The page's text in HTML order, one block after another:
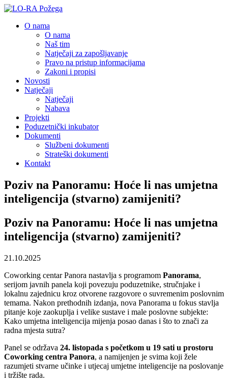
O nama
O nama
Naš tim
Natječaji za zapošljavanje
Pravo na pristup informacijama
Zakoni i propisi
Novosti
Natječaji
Natječaji
Nabava
Projekti
Poduzetnički inkubator
Dokumenti
Službeni dokumenti
Strateški dokumenti
Kontakt
Poziv na Panoramu: Hoće li nas umjetna
inteligencija (stvarno) zamijeniti?
Poziv na Panoramu: Hoće li nas umjetna
inteligencija (stvarno) zamijeniti?
21.10.2025
Coworking centar Panora nastavlja s programom Panorama,
serijom javnih panela koji povezuju poduzetnike, stručnjake i
lokalnu zajednicu kroz otvorene razgovore o suvremenim poslovnim
temama. Nakon prethodnih izdanja, nova Panorama u fokus stavlja
pitanje koje zaokuplja i velike sustave i male poslovne subjekte:
Kako umjetna inteligencija mijenja posao danas i što to znači za
radna mjesta sutra?
Panel se održava 24. listopada s početkom u 19 sati u prostoru
Coworking centra Panora, a namijenjen je svima koji žele
razumjeti stvarne učinke i utjecaj umjetne inteligencije na poslovanje
i tržište rada.